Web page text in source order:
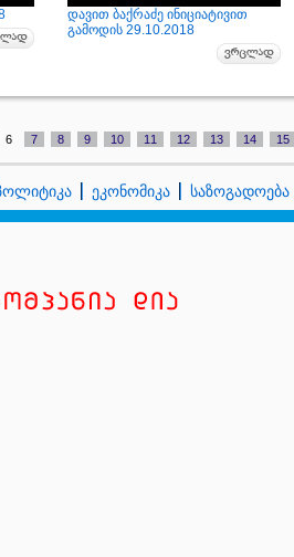
დავით ბაქრაძე ინიციატივით
გამოდის 29.10.2018
6 7 8 9 10 11 12 13 14 15
ეკონომიკა საზოგადოება